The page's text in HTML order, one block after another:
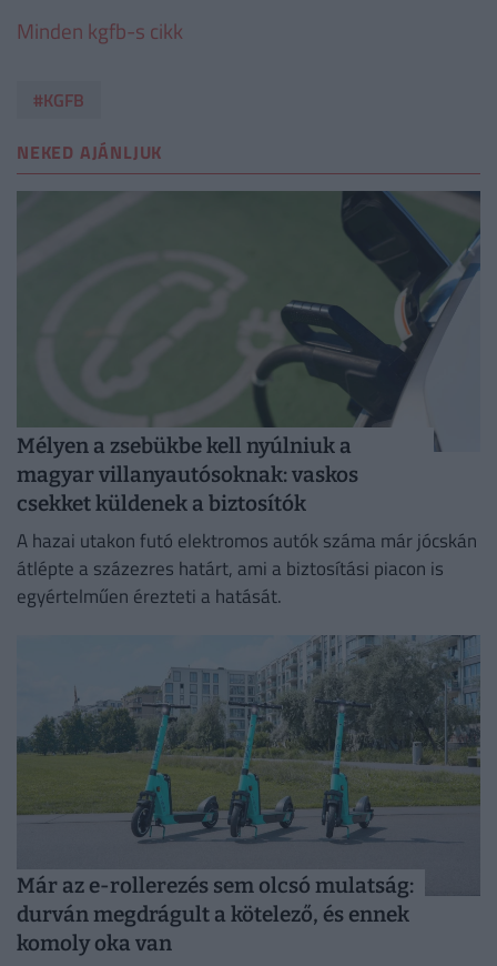
Minden kgfb-s cikk
#KGFB
NEKED AJÁNLJUK
Mélyen a zsebükbe kell nyúlniuk a
magyar villanyautósoknak: vaskos
csekket küldenek a biztosítók
A hazai utakon futó elektromos autók száma már jócskán
átlépte a százezres határt, ami a biztosítási piacon is
egyértelműen érezteti a hatását.
Már az e-rollerezés sem olcsó mulatság:
durván megdrágult a kötelező, és ennek
komoly oka van